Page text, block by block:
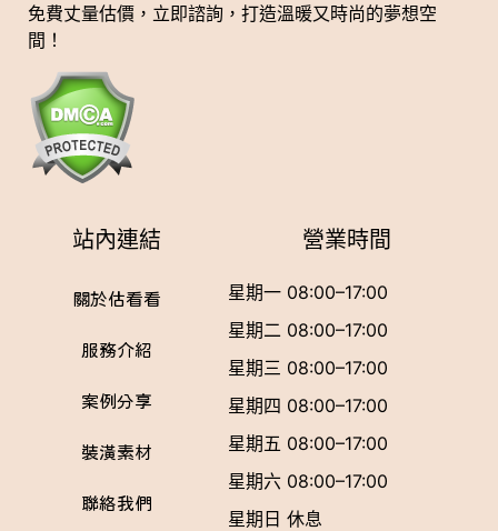
免費丈量估價，立即諮詢，打造溫暖又時尚的夢想空
間！
站內連結
關於估看看
服務介紹
案例分享
裝潢素材
聯絡我們
營業時間
星期一 08:00–17:00
星期二 08:00–17:00
星期三 08:00–17:00
星期四 08:00–17:00
星期五 08:00–17:00
星期六 08:00–17:00
星期日 休息